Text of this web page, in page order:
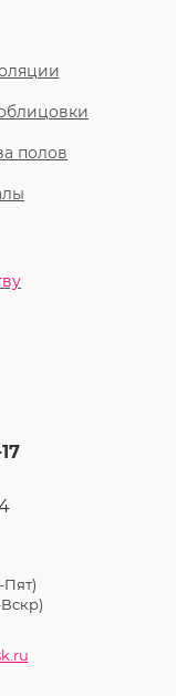
полов
Пят)
Вcкр)